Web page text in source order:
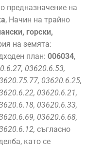
предназначение на
, Начин на трайно
горски,
на земята:
план: 006034,
03620.6.53,
03620.6.25,
03620.6.21,
03620.6.33,
03620.6.68,
съгласно
като се